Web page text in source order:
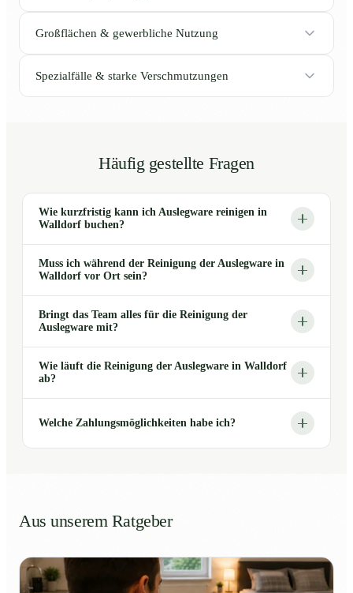
Großflächen & gewerbliche Nutzung
Spezialfälle & starke Verschmutzungen
Häufig gestellte Fragen
Wie kurzfristig kann ich Auslegware reinigen in
Walldorf buchen?
Muss ich während der Reinigung der Auslegware in
Walldorf vor Ort sein?
Bringt das Team alles für die Reinigung der
Auslegware mit?
Wie läuft die Reinigung der Auslegware in Walldorf
ab?
Welche Zahlungsmöglichkeiten habe ich?
Aus unserem Ratgeber